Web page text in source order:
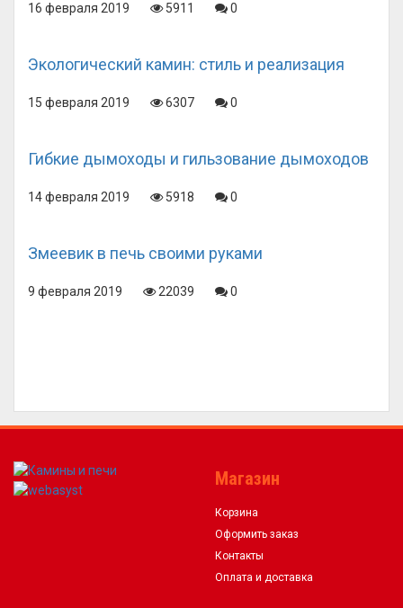
16 февраля 2019 5911 0
Экологический камин: стиль и реализация
15 февраля 2019 6307 0
Гибкие дымоходы и гильзование дымоходов
14 февраля 2019 5918 0
Змеевик в печь своими руками
9 февраля 2019 22039 0
Магазин
Корзина
Оформить заказ
Контакты
Оплата и доставка